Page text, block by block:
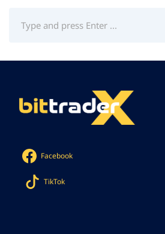
Facebook
TikTok